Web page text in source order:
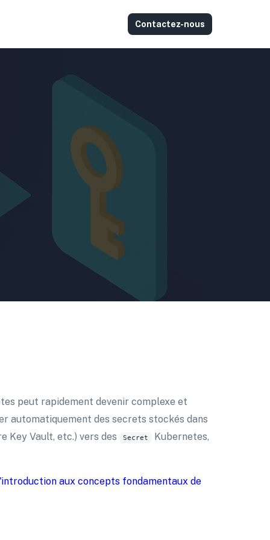
Contactez-nous
peut rapidement devenir complexe et
automatiquement des secrets stockés dans
Key Vault, etc.) vers des
Secret
Kubernetes,
aux concepts fondamentaux de